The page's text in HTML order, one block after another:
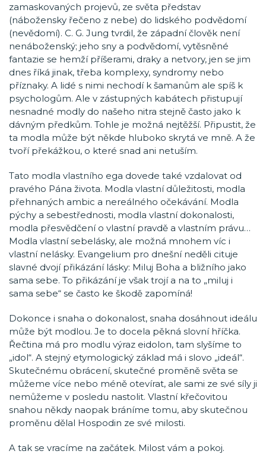
zamaskovaných projevů, ze světa představ
(nábožensky řečeno z nebe) do lidského podvědomí
(nevědomí). C. G. Jung tvrdil, že západní člověk není
nenáboženský; jeho sny a podvědomí, vytěsněné
fantazie se hemží příšerami, draky a netvory, jen se jim
dnes říká jinak, třeba komplexy, syndromy nebo
příznaky. A lidé s nimi nechodí k šamanům ale spíš k
psychologům. Ale v zástupných kabátech přistupují
nesnadné modly do našeho nitra stejně často jako k
dávným předkům. Tohle je možná nejtěžší. Připustit, že
ta modla může být někde hluboko skrytá ve mně. A že
tvoří překážkou, o které snad ani netuším.
Tato modla vlastního ega dovede také vzdalovat od
pravého Pána života. Modla vlastní důležitosti, modla
přehnaných ambic a nereálného očekávání. Modla
pýchy a sebestřednosti, modla vlastní dokonalosti,
modla přesvědčení o vlastní pravdě a vlastním právu…
Modla vlastní sebelásky, ale možná mnohem víc i
vlastní nelásky. Evangelium pro dnešní neděli cituje
slavné dvojí přikázání lásky: Miluj Boha a bližního jako
sama sebe. To přikázání je však trojí a na to „miluj i
sama sebe“ se často ke škodě zapomíná!
Dokonce i snaha o dokonalost, snaha dosáhnout ideálu
může být modlou. Je to docela pěkná slovní hříčka.
Řečtina má pro modlu výraz eidolon, tam slyšíme to
„idol“. A stejný etymologický základ má i slovo „ideál“.
Skutečnému obrácení, skutečné proměně světa se
můžeme více nebo méně otevírat, ale sami ze své síly ji
nemůžeme v posledu nastolit. Vlastní křečovitou
snahou někdy naopak bráníme tomu, aby skutečnou
proměnu dělal Hospodin ze své milosti.
A tak se vracíme na začátek. Milost vám a pokoj.